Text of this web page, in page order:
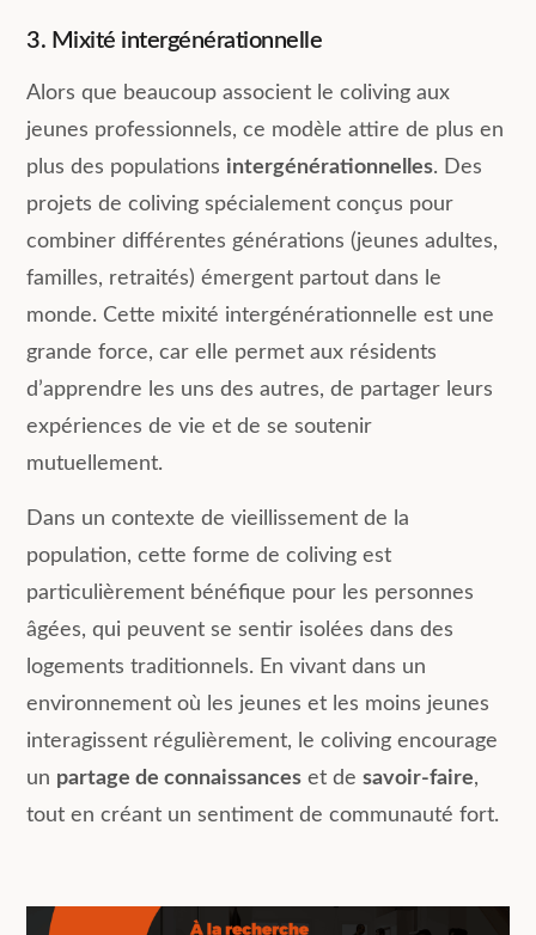
3. Mixité intergénérationnelle
Alors que beaucoup associent le coliving aux
jeunes professionnels, ce modèle attire de plus en
plus des populations intergénérationnelles. Des
projets de coliving spécialement conçus pour
combiner différentes générations (jeunes adultes,
familles, retraités) émergent partout dans le
monde. Cette mixité intergénérationnelle est une
grande force, car elle permet aux résidents
d’apprendre les uns des autres, de partager leurs
expériences de vie et de se soutenir
mutuellement.
Dans un contexte de vieillissement de la
population, cette forme de coliving est
particulièrement bénéfique pour les personnes
âgées, qui peuvent se sentir isolées dans des
logements traditionnels. En vivant dans un
environnement où les jeunes et les moins jeunes
interagissent régulièrement, le coliving encourage
un partage de connaissances et desavoir-faire,
tout en créant un sentiment de communauté fort.